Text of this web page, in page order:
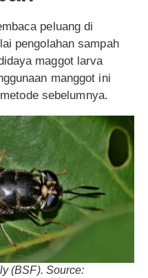
peluang di
pengolahan sampah
maggot larva
manggot ini
sebelumnya.
(BSF). Source: